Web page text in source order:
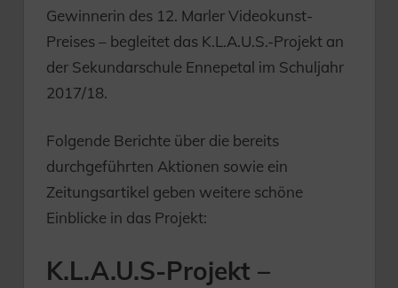
Gewinnerin des 12. Marler Videokunst-
Preises – begleitet das K.L.A.U.S.-Projekt an
der Sekundarschule Ennepetal im Schuljahr
2017/18.
Folgende Berichte über die bereits
durchgeführten Aktionen sowie ein
Zeitungsartikel geben weitere schöne
Einblicke in das Projekt:
K.L.A.U.S-Projekt –